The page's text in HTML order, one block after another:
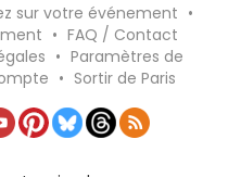
sur votre événement •
• FAQ / Contact
• Paramètres de
• Sortir de Paris